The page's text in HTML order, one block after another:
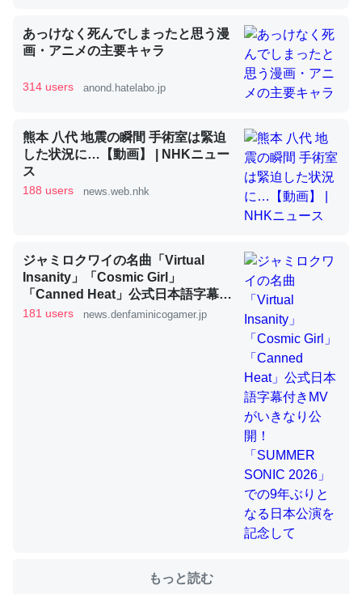
論文では「淡水はカルシウムも酸素も不足してて両方に不
利だから両方が拮抗してるのでは」とあって面白い。海に
いる鋏角類（カブトガニ・ウミグモ）はカルシウムを使わ
ずキチンを強化してる筈だが、酵素が違うのか？
いのか」に関する新仮説
類は苦労してるんだな…。腹足類だと殻を無くしてナメク
ジになったり努力してるし。
─ニュース :: 【研究発表】昆虫学の大問題＝「昆虫はなぜ海にいな
いのか」に関する新仮説
ウチもEchoを実家に置いて４年。でたまに覗いてる。ぼ
ちぼちRingも置こうかと画策中。あと、Googleマップで
位置情報を共有してる。電池残量や充電中かが分かるので
─たまにLINEするくらいだった遠方の父67歳と僕。ITツール導入で
コミュニケーションが劇的に変化した｜tayorini by LIFULL介護
あっけなく死んでしまったと思う漫
画・アニメの主要キャラ
314 users anond.hatelabo.jp
熊本 八代 地震の瞬間 手術室は緊迫
した状況に…【動画】 | NHKニュー
ス
188 users news.web.nhk
ジャミロクワイの名曲「Virtual
Insanity」「Cosmic Girl」
「Canned Heat」公式日本語字幕付
きMVがいきなり公開！「SUMMER
181 users news.denfaminicogamer.jp
もっと読む